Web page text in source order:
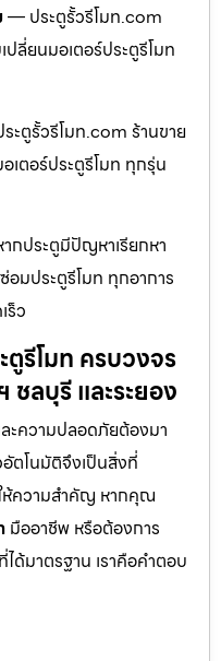
— ประตูรั้วรีโมท.com
ปลี่ยนมอเตอร์ประตูรีโมท
ะตูรั้วรีโมท.com ร้านขาย
เตอร์ประตูรีโมท ทุกรุ่น
ากประตูมีปัญหาเรียกหา
อมประตูรีโมท ทุกอาการ
ร็ว
รีโมท ครบวงจร
ลบุรี และระยอง
ะความปลอดภัยต้องมา
ตโนมัติจึงเป็นสิ่งที่
ห้ความสำคัญ หากคุณ
มืออาชีพ หรือต้องการ
ที่ได้มาตรฐาน เราคือคำตอบ